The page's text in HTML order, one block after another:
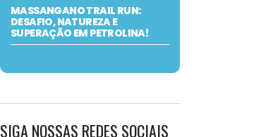
MASSANGANO TRAIL RUN:
DESAFIO, NATUREZA E
SUPERAÇÃO EM PETROLINA!
SIGA NOSSAS REDES SOCIAIS